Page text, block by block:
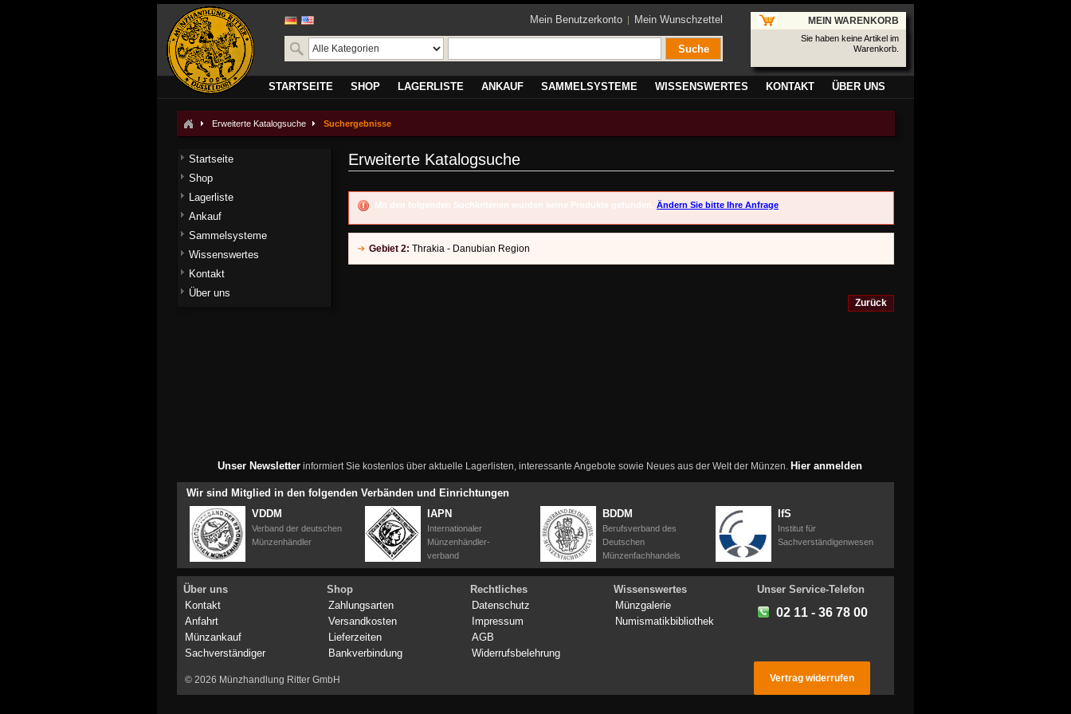
Mein Benutzerkonto Mein Wunschzettel
Suche
MEIN WARENKORB
Sie haben keine Artikel im
Warenkorb.
STARTSEITE SHOP LAGERLISTE ANKAUF SAMMELSYSTEME WISSENSWERTES KONTAKT ÜBER UNS
Erweiterte Katalogsuche Suchergebnisse
Erweiterte Katalogsuche
Mit den folgenden Suchkriterien wurden keine Produkte gefunden. Ändern Sie bitte Ihre Anfrage
Gebiet 2: Thrakia - Danubian Region
Zurück
Startseite
Shop
Lagerliste
Ankauf
Sammelsysteme
Wissenswertes
Kontakt
Über uns
Unser Newsletterinformiert Sie kostenlos über aktuelle Lagerlisten, interessante Angebote sowie Neues aus der Welt der Münzen. Hier anmelden
Wir sind Mitglied in den folgenden Verbänden und Einrichtungen
VDDM
Verband der deutschen
Münzenhändler
IAPN
Internationaler
Münzenhändler-
verband
BDDM
Berufsverband des
Deutschen
Münzenfachhandels
IfS
Institut für
Sachverständigenwesen
Über uns
Kontakt
Anfahrt
Münzankauf
Sachverständiger
Shop
Zahlungsarten
Versandkosten
Lieferzeiten
Bankverbindung
Rechtliches
Datenschutz
Impressum
AGB
Widerrufsbelehrung
Wissenswertes
Münzgalerie
Numismatikbibliothek
Unser Service-Telefon
02 11 - 36 78 00
© 2026 Münzhandlung Ritter GmbH Vertrag widerrufen